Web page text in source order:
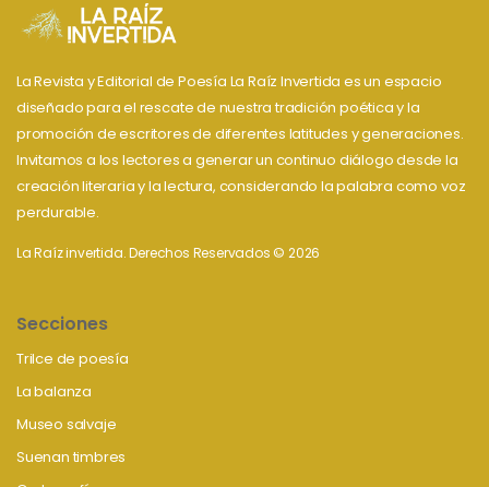
La Revista y Editorial de Poesía La Raíz Invertida es un espacio
diseñado para el rescate de nuestra tradición poética y la
promoción de escritores de diferentes latitudes y generaciones.
Invitamos a los lectores a generar un continuo diálogo desde la
creación literaria y la lectura, considerando la palabra como voz
perdurable.
La Raíz invertida. Derechos Reservados © 2026
Secciones
Trilce de poesía
La balanza
Museo salvaje
Suenan timbres